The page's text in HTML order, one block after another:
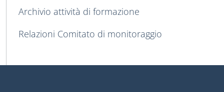
Archivio attività di formazione
Relazioni Comitato di monitoraggio